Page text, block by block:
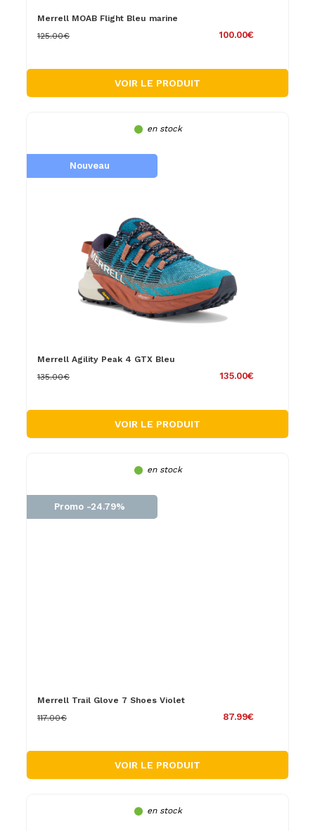
Merrell MOAB Flight Bleu marine
100.00€
125.00€
VOIR LE PRODUIT
en stock
Nouveau
Merrell Agility Peak 4 GTX Bleu
135.00€
135.00€
VOIR LE PRODUIT
en stock
Promo -24.79%
Merrell Trail Glove 7 Shoes Violet
87.99€
117.00€
VOIR LE PRODUIT
en stock